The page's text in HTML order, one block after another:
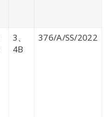
3、
4B
376/A/SS/2022